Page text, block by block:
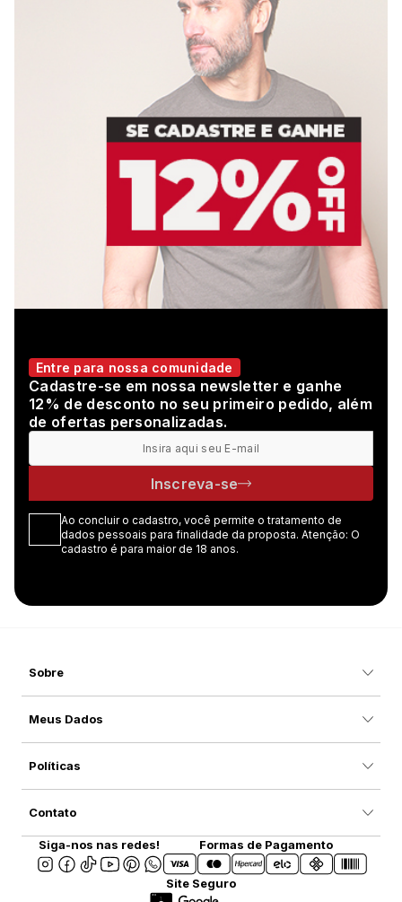
Entre para nossa comunidade
Cadastre-se em nossa newsletter e ganhe
12% de desconto no seu primeiro pedido, além
de ofertas personalizadas.
Inscreva-se
Ao concluir o cadastro, você permite o tratamento de
dados pessoais para finalidade da proposta. Atenção: O
cadastro é para maior de 18 anos.
Sobre
Meus Dados
Políticas
Contato
Siga-nos nas redes! Formas de Pagamento
Site Seguro